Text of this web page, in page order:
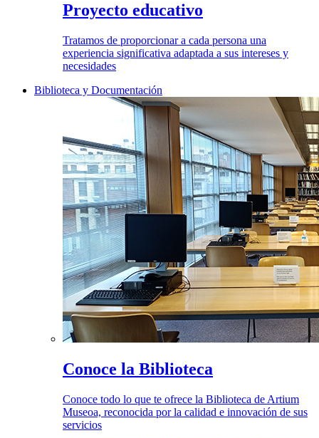
Proyecto educativo
Tratamos de proporcionar a cada persona una
experiencia significativa adaptada a sus intereses y
necesidades
Biblioteca y Documentación
Conoce la Biblioteca
Conoce todo lo que te ofrece la Biblioteca de Artium
Museoa, reconocida por la calidad e innovación de sus
servicios